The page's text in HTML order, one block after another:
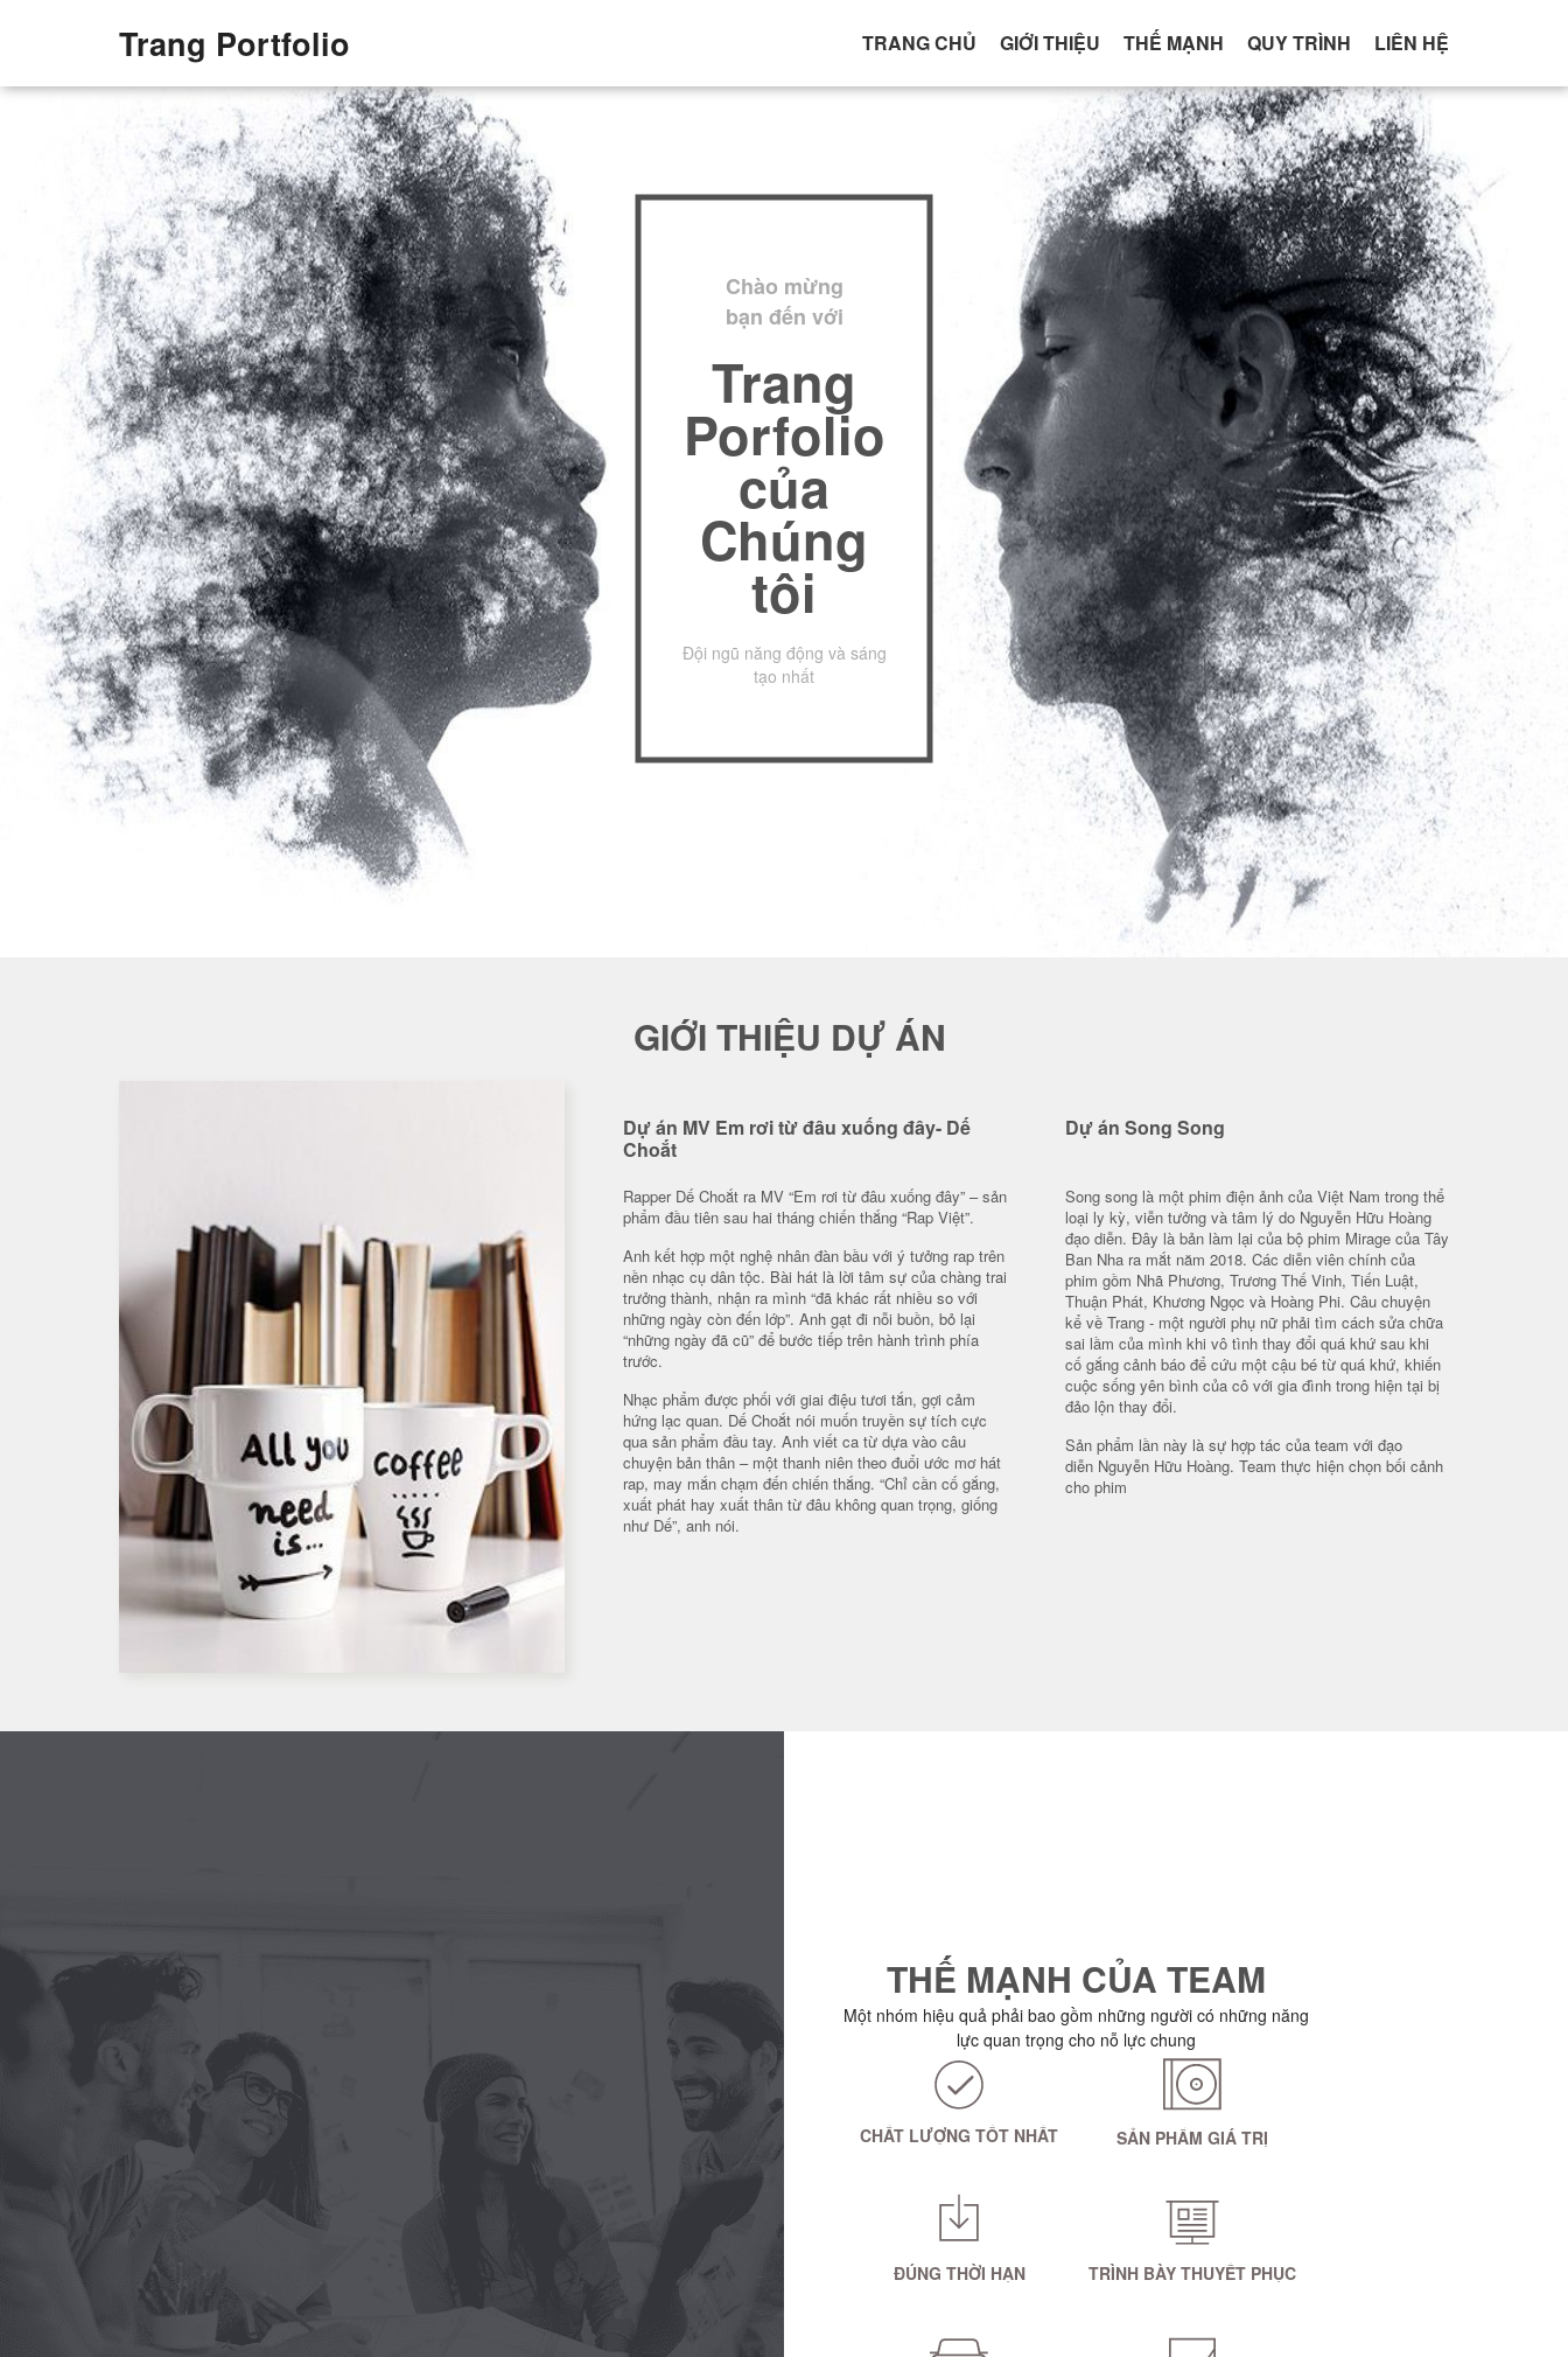
Trang Portfolio TRANG CHỦ GIỚI THIỆU THẾ MẠNH QUY TRÌNH LIÊN HỆ
Chào mừng
bạn đến với
Trang
Porfolio
của
Chúng
tôi
Đội ngũ năng động và sáng
tạo nhất
GIỚI THIỆU DỰ ÁN
Dự án MV Em rơi từ đâu xuống đây- Dế
Choắt
Rapper Dế Choắt ra MV “Em rơi từ đâu xuống đây” – sản
phẩm đầu tiên sau hai tháng chiến thắng “Rap Việt”.
Anh kết hợp một nghệ nhân đàn bầu với ý tưởng rap trên
nền nhạc cụ dân tộc. Bài hát là lời tâm sự của chàng trai
trưởng thành, nhận ra mình “đã khác rất nhiều so với
những ngày còn đến lớp”. Anh gạt đi nỗi buồn, bỏ lại
“những ngày đã cũ” để bước tiếp trên hành trình phía
trước.
Nhạc phẩm được phối với giai điệu tươi tắn, gợi cảm
hứng lạc quan. Dế Choắt nói muốn truyền sự tích cực
qua sản phẩm đầu tay. Anh viết ca từ dựa vào câu
chuyện bản thân – một thanh niên theo đuổi ước mơ hát
rap, may mắn chạm đến chiến thắng. “Chỉ cần cố gắng,
xuất phát hay xuất thân từ đâu không quan trọng, giống
như Dế”, anh nói.
Dự án Song Song
Song song là một phim điện ảnh của Việt Nam trong thể
loại ly kỳ, viễn tưởng và tâm lý do Nguyễn Hữu Hoàng
đạo diễn. Đây là bản làm lại của bộ phim Mirage của Tây
Ban Nha ra mắt năm 2018. Các diễn viên chính của
phim gồm Nhã Phương, Trương Thế Vinh, Tiến Luật,
Thuận Phát, Khương Ngọc và Hoàng Phi. Câu chuyện
kể về Trang - một người phụ nữ phải tìm cách sửa chữa
sai lầm của mình khi vô tình thay đổi quá khứ sau khi
cố gắng cảnh báo để cứu một cậu bé từ quá khứ, khiến
cuộc sống yên bình của cô với gia đình trong hiện tại bị
đảo lộn thay đổi.
Sản phẩm lần này là sự hợp tác của team với đạo
diễn Nguyễn Hữu Hoàng. Team thực hiện chọn bối cảnh
cho phim
THẾ MẠNH CỦA TEAM
Một nhóm hiệu quả phải bao gồm những người có những năng
lực quan trọng cho nỗ lực chung
CHẤT LƯỢNG TỐT NHẤT SẢN PHẨM GIÁ TRỊ
ĐÚNG THỜI HẠN TRÌNH BÀY THUYẾT PHỤC